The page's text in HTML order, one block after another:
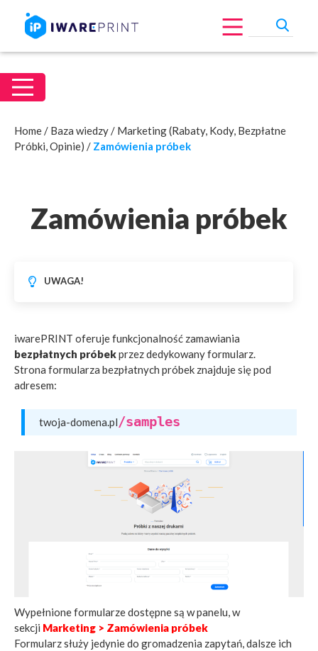
Home/ Baza wiedzy/ Marketing (Rabaty, Kody, Bezpłatne
Próbki, Opinie) / Zamówienia próbek
Zamówienia próbek
UWAGA!
iwarePRINT oferuje funkcjonalność zamawiania
bezpłatnych próbekprzez dedykowany formularz.
Strona formularza bezpłatnych próbek znajduje się pod
adresem:
twoja-domena.pl/samples
Wypełnione formularze dostępne są w panelu, w
sekcji Marketing > Zamówienia próbek
Formularz służy jedynie do gromadzenia zapytań, dalsze ich